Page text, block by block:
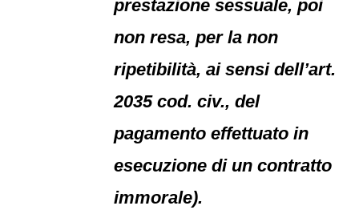
prestazione sessuale, poi
non resa, per la non
ripetibilità, ai sensi dell’art.
2035 cod. civ., del
pagamento effettuato in
esecuzione di un contratto
immorale).